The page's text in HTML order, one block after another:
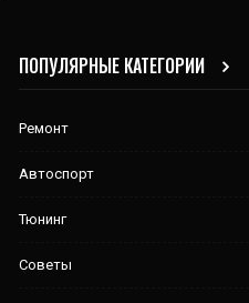
ПОПУЛЯРНЫЕ КАТЕГОРИИ
Ремонт
Автоспорт
Тюнинг
Советы